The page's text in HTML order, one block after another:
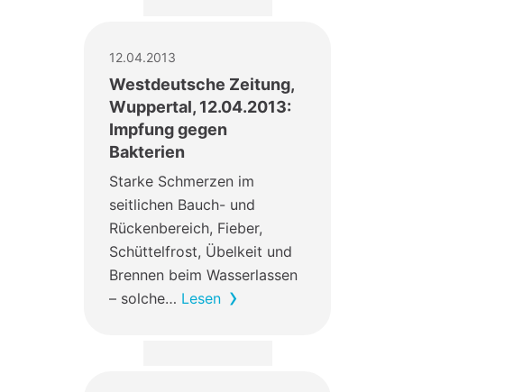
12.04.2013
Westdeutsche Zeitung,
Wuppertal, 12.04.2013:
Impfung gegen
Bakterien
Starke Schmerzen im
seitlichen Bauch- und
Rückenbereich, Fieber,
Schüttelfrost, Übelkeit und
Brennen beim Wasserlassen
– solche… Lesen